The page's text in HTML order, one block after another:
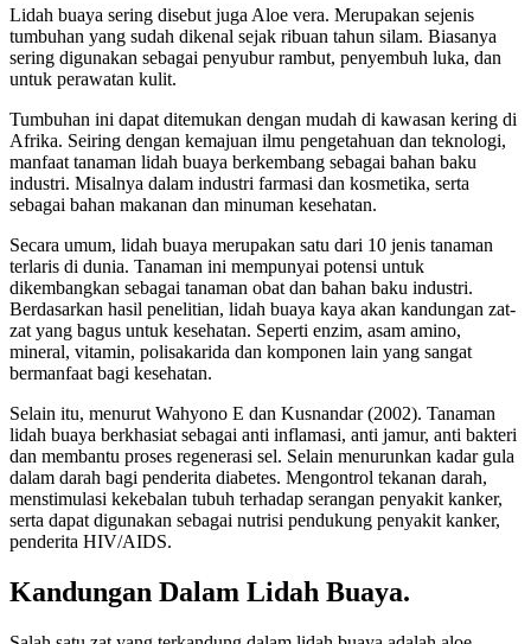
Lidah buaya sering disebut juga Aloe vera. Merupakan sejenis
tumbuhan yang sudah dikenal sejak ribuan tahun silam. Biasanya
sering digunakan sebagai penyubur rambut, penyembuh luka, dan
untuk perawatan kulit.
Tumbuhan ini dapat ditemukan dengan mudah di kawasan kering di
Afrika. Seiring dengan kemajuan ilmu pengetahuan dan teknologi,
manfaat tanaman lidah buaya berkembang sebagai bahan baku
industri. Misalnya dalam industri farmasi dan kosmetika, serta
sebagai bahan makanan dan minuman kesehatan.
Secara umum, lidah buaya merupakan satu dari 10 jenis tanaman
terlaris di dunia. Tanaman ini mempunyai potensi untuk
dikembangkan sebagai tanaman obat dan bahan baku industri.
Berdasarkan hasil penelitian, lidah buaya kaya akan kandungan zat-
zat yang bagus untuk kesehatan. Seperti enzim, asam amino,
mineral, vitamin, polisakarida dan komponen lain yang sangat
bermanfaat bagi kesehatan.
Selain itu, menurut Wahyono E dan Kusnandar (2002). Tanaman
lidah buaya berkhasiat sebagai anti inflamasi, anti jamur, anti bakteri
dan membantu proses regenerasi sel. Selain menurunkan kadar gula
dalam darah bagi penderita diabetes. Mengontrol tekanan darah,
menstimulasi kekebalan tubuh terhadap serangan penyakit kanker,
serta dapat digunakan sebagai nutrisi pendukung penyakit kanker,
penderita HIV/AIDS.
Kandungan Dalam Lidah Buaya.